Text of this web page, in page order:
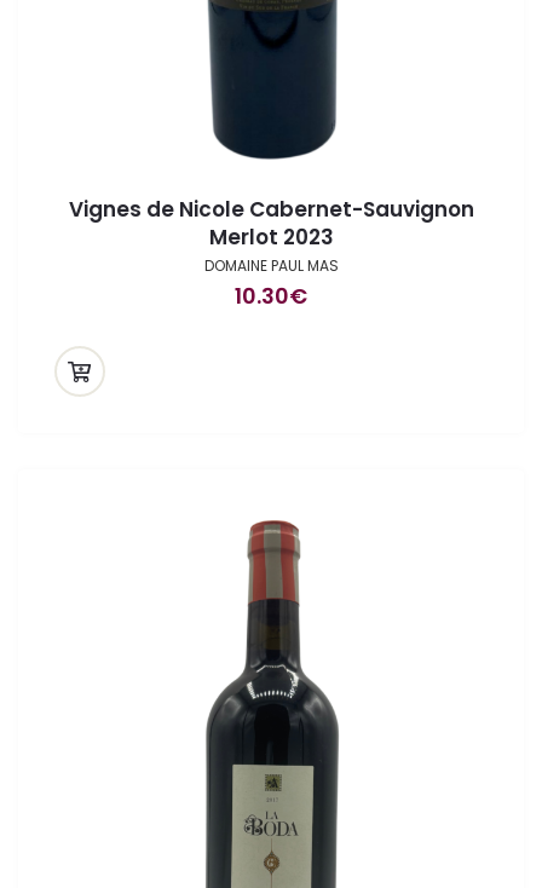
Vignes de Nicole Cabernet-Sauvignon
Merlot 2023
DOMAINE PAUL MAS
10.30€